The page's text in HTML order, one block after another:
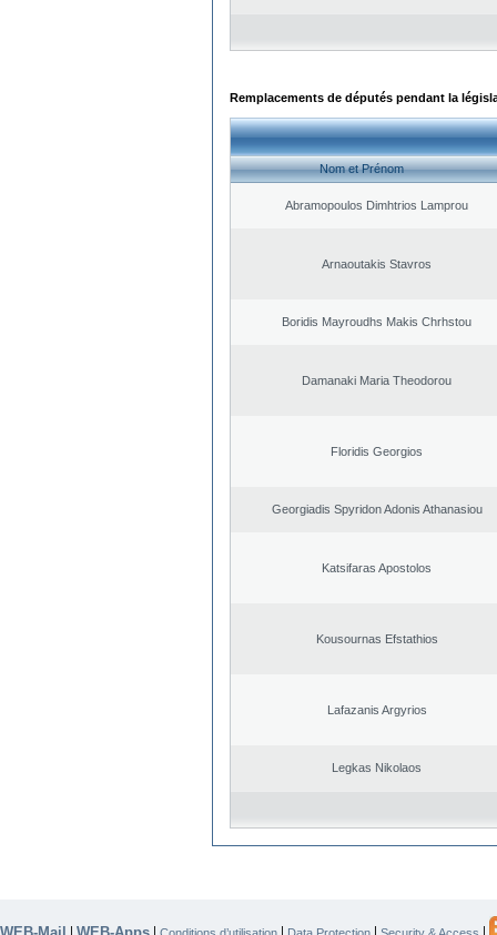
Remplacements de députés pendant la
Nom et Prénom
Abramopoulos Dimhtrios Lamprou
Arnaoutakis Stavros
Boridis Mayroudhs Makis Chrhstou
Damanaki Maria Theodorou
Floridis Georgios
Georgiadis Spyridon Adonis Athanasiou
Katsifaras Apostolos
Kousournas Efstathios
Lafazanis Argyrios
Legkas Nikolaos